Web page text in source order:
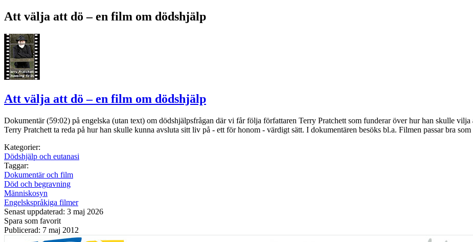
Att välja att dö – en film om dödshjälp
Att välja att dö – en film om dödshjälp
Dokumentär (59:02) på engelska (utan text) om dödshjälpsfrågan där vi får följa författaren Terry Pratchett som funderar över hur han skulle
Terry Pratchett ta reda på hur han skulle kunna avsluta sitt liv på - ett för honom - värdigt sätt. I dokumentären besöks bl.a. Filmen passar bra
Kategorier:
Dödshjälp och eutanasi
Taggar:
Dokumentär och film
Död och begravning
Människosyn
Engelskspråkiga filmer
Senast uppdaterad: 3 maj 2026
Spara som favorit
Publicerad: 7 maj 2012